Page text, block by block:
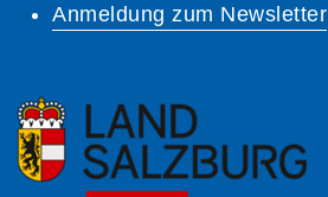
Anmeldung zum Newsletter